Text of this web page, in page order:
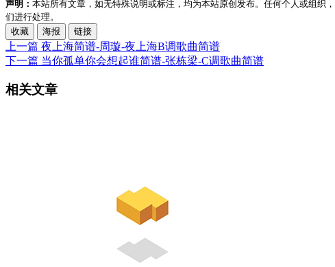
声明： 本站所有文章，如无特殊说明或标注，均为本站原创发布。任何个人或组织
们进行处理。
收藏
海报 链接
上一篇 夜上海简谱-周璇-夜上海B调歌曲简谱
下一篇 当你孤单你会想起谁简谱-张栋梁-C调歌曲简谱
相关文章